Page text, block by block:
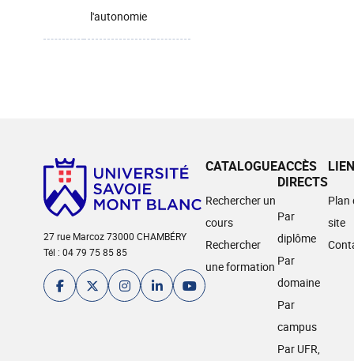
l'autonomie
27 rue Marcoz 73000 CHAMBÉRY
Tél : 04 79 75 85 85
CATALOGUE
Rechercher un
cours
Rechercher
une formation
ACCÈS
DIRECTS
Par
diplôme
Par
domaine
Par
campus
Par UFR,
Plan
site